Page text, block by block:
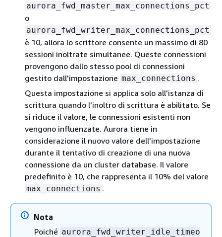
aurora_fwd_master_max_connections_pct
o
aurora_fwd_writer_max_connections_pct
è 10, allora lo scrittore consente un massimo di 80
sessioni inoltrate simultanee. Queste connessioni
provengono dallo stesso pool di connessioni
gestito dall'impostazione max_connections .
Questa impostazione si applica solo all'istanza di
scrittura quando l'inoltro di scrittura è abilitato. Se
si riduce il valore, le connessioni esistenti non
vengono influenzate. Aurora tiene in
considerazione il nuovo valore dell'impostazione
durante il tentativo di creazione di una nuova
connessione da un cluster database. Il valore
predefinito è 10, che rappresenta il 10% del valore
max_connections .
Nota
Poiché aurora_fwd_writer_idle_timeo